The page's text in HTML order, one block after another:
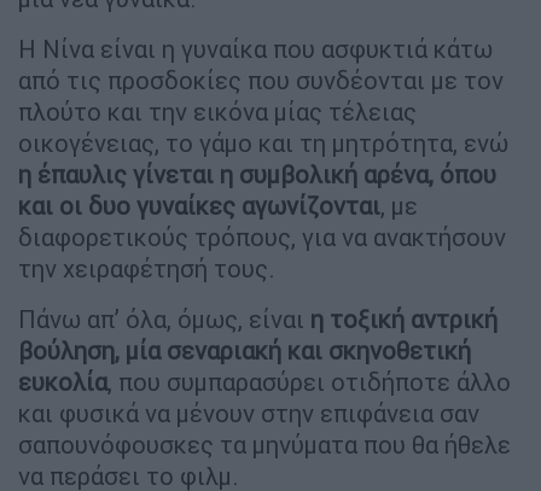
Η Νίνα είναι η γυναίκα που ασφυκτιά κάτω
από τις προσδοκίες που συνδέονται με τον
πλούτο και την εικόνα μίας τέλειας
οικογένειας, το γάμο και τη μητρότητα, ενώ
η έπαυλις γίνεται η συμβολική αρένα, όπου
και οι δυο γυναίκες αγωνίζονται, με
διαφορετικούς τρόπους, για να ανακτήσουν
την χειραφέτησή τους.
Πάνω απ’ όλα, όμως, είναι η τοξική αντρική
βούληση, μία σεναριακή και σκηνοθετική
ευκολία, που συμπαρασύρει οτιδήποτε άλλο
και φυσικά να μένουν στην επιφάνεια σαν
σαπουνόφουσκες τα μηνύματα που θα ήθελε
να περάσει το φιλμ.